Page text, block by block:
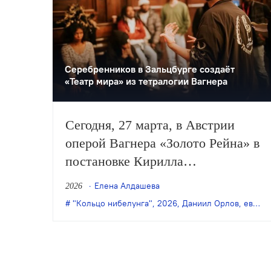
Серебренников в Зальцбурге создаёт
«Театр мира» из тетралогии Вагнера
Сегодня, 27 марта, в Австрии
оперой Вагнера «Золото Рейна» в
постановке Кирилла
Серебренникова открывается
Зальцбургский Пасхальный
2026
Елена Алдашева
"Кольцо нибелунга", 2026, Даниил Орлов, европа